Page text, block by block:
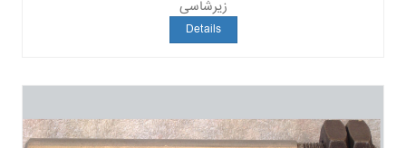
5
زیرشاسی
Details